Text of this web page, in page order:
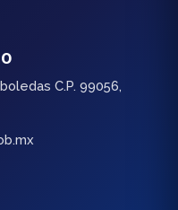
C.P. 99056,